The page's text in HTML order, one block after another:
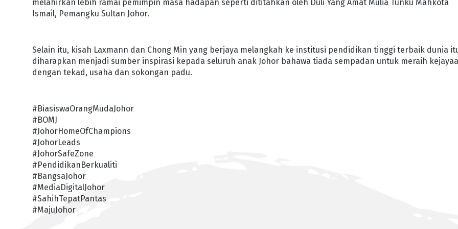
melahirkan lebih ramai pemimpin masa hadapan seperti dititahkan oleh Duli Yang Amat Mulia Tunku Mahkota
Ismail, Pemangku Sultan Johor.
Selain itu, kisah Laxmann dan Chong Min yang berjaya melangkah ke institusi pendidikan tinggi terbaik dunia
diharapkan menjadi sumber inspirasi kepada seluruh anak Johor bahawa tiada sempadan untuk meraih
dengan tekad, usaha dan sokongan padu.
#BiasiswaOrangMudaJohor
#BOMJ
#JohorHomeOfChampions
#JohorLeads
#JohorSafeZone
#PendidikanBerkualiti
#BangsaJohor
#MediaDigitalJohor
#SahihTepatPantas
#MajuJohor